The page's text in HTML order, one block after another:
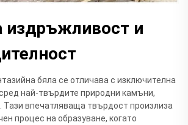
издръжливост и
бяла се отличава с изключителна
най-твърдите природни камъни,
Тази впечатляваща твърдост произлиза
процес на образуване, когато